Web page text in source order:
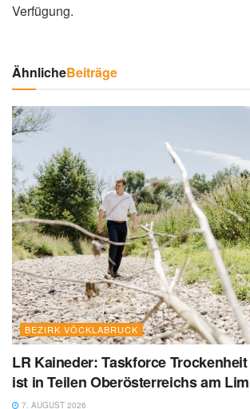
Verfügung.
ÄhnlicheBeiträge
BEZIRK VÖCKLABRUCK
LR Kaineder: Taskforce
ist in Teilen Oberösterreichs am
7. AUGUST 2026